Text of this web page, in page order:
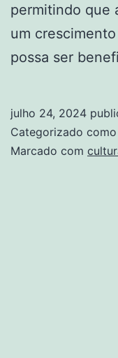
permitindo que
um
possa ser
julho 24, 2024
Categorizado como
Marcado com